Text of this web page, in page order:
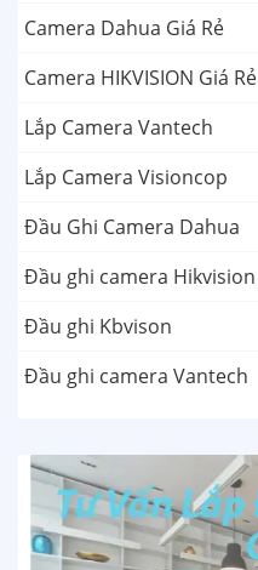
Camera Dahua Giá Rẻ
Camera HIKVISION Giá Rẻ
Lắp Camera Vantech
Lắp Camera Visioncop
Đầu Ghi Camera Dahua
Đầu ghi camera Hikvision
Đầu ghi Kbvison
Đầu ghi camera Vantech